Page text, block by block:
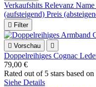
Verkaufshits Relevanz
(aufsteigend) Preis
 Filter
 Vorschau 
Doppelreihiges Cognac
79,00 €
Rated out of 5 stars based on
Siehe Details